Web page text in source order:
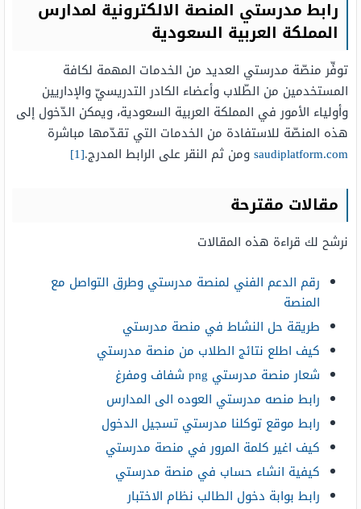
رابط مدرستي المنصة الالكترونية لمدارس
المملكة العربية السعودية
توفِّر منصّة مدرستي العديد من الخدمات المهمة لكافة
المستخدمين من الطّلاب وأعضاء الكادر التدريسيّ والإداريين
وأولياء الأمور في المملكة العربية السعودية، ويمكن الدّخول إلى
هذه المنصّة للاستفادة من الخدمات التي تقدّمها مباشرة
saudiplatform.comومن ثم النقر على الرابط المدرج.[1]
مقالات مقترحة
نرشح لك قراءة هذه المقالات
رقم الدعم الفني لمنصة مدرستي وطرق التواصل مع
المنصة
طريقة حل النشاط في منصة مدرستي
كيف اطلع نتائج الطلاب من منصة مدرستي
شعار منصة مدرستي png شفاف ومفرغ
رابط منصه مدرستي العوده الى المدارس
رابط موقع توكلنا مدرستي تسجيل الدخول
كيف اغير كلمة المرور في منصة مدرستي
كيفية انشاء حساب في منصة مدرستي
رابط بوابة دخول الطالب نظام الاختبار